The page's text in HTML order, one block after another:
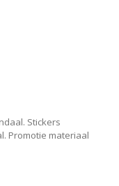
Stickers
Promotie materiaal